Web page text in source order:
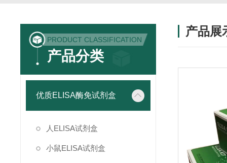
PRODUCT CLASSIFICATION
产品分类
优质ELISA酶免试剂盒
人ELISA试剂盒
小鼠ELISA试剂盒
产品展